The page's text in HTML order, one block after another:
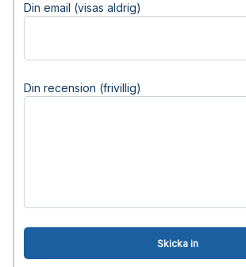
Din email (visas aldrig)
Din recension (frivillig)